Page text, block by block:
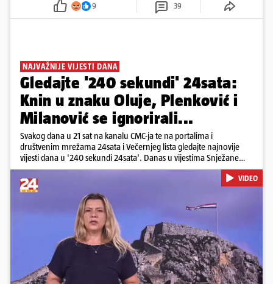
9 39
NAJVAŽNIJE VIJESTI DANA
Gledajte '240 sekundi' 24sata:
Knin u znaku Oluje, Plenković i
Milanović se ignorirali...
Svakog dana u 21 sat na kanalu CMC-ja te na portalima i
društvenim mrežama 24sata i Večernjeg lista gledajte najnovije
vijesti dana u '240 sekundi 24sata'. Danas u vijestima Snježane
Krnetić: Hrvatska je obilježila 31. obljetnicu Oluje, a pažnju je
privuklo ignoriranje predsjednika Zorana Milanovića i premijera
Andreja Plenkovića u Kninu. Donosimo i detalje o većim
braniteljskim mirovinama, apelu obitelji Hrvata u komi u Irskoj,
upozorenjima nakon nove tragedije na električnom romobilu te
smanjenju proizvodnje u nuklearnoj elektrani Krško.
Pokretanje videa...
VIDEO